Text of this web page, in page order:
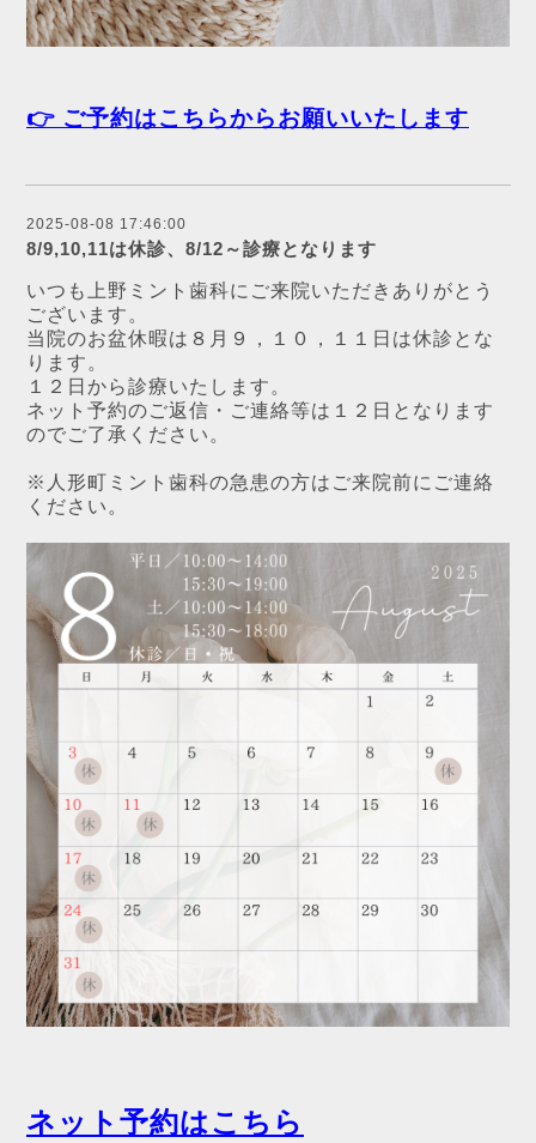
👉 ご予約はこちらからお願いいたします
2025-08-08 17:46:00
8/9,10,11は休診、8/12～診療となります
いつも上野ミント歯科にご来院いただきありがとう
ございます。
当院のお盆休暇は８月９，１０，１１日は休診とな
ります。
１２日から診療いたします。
ネット予約のご返信・ご連絡等は１２日となります
のでご了承ください。
※人形町ミント歯科の急患の方はご来院前にご連絡
ください。
ネット予約はこちら